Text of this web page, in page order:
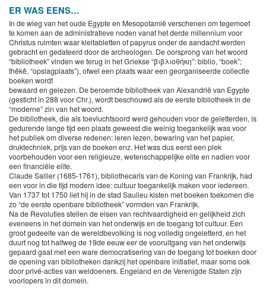
ER WAS EENS…
In de wieg van het oude Egypte en Mesopotamië verschenen om tegemoet
te komen aan de administratieve noden vanaf het derde millennium voor
Christus ruimten waar kleitabletten of papyrus onder de aandacht werden
gebracht en gedateerd door de archeologen. De oorsprong van het woord
“bibliotheek” vinden we terug in het Griekse “βιβλιοθήκη”: biblio, “boek”;
thêkê, “opslagplaats”), ofwel een plaats waar een georganiseerde collectie
boeken wordt
bewaard en gelezen. De beroemde bibliotheek van Alexandrië van Egypte
(gesticht in 288 voor Chr.), wordt beschouwd als de eerste bibliotheek in de
“moderne” zin van het woord.
De bibliotheek, die als toevluchtsoord werd gehouden voor de geletterden, is
gedurende lange tijd een plaats geweest die weinig toegankelijk was voor
het publiek om diverse redenen: leren lezen, bewaring van het papier,
druktechniek, prijs van de boeken enz. Het was dus eerst een plek
voorbehouden voor een religieuze, wetenschappelijke elite en nadien voor
een financiële elite.
Claude Sallier (1685-1761), bibliothecaris van de Koning van Frankrijk, had
een voor in die tijd modern idee: cultuur toegankelijk maken voor iedereen.
Van 1737 tot 1750 liet hij in de stad Saulieu kisten met boeken toekomen die
zo “de eerste openbare bibliotheek” vormden van Frankrijk.
Na de Revoluties stellen de eisen van rechtvaardigheid en gelijkheid zich
eveneens in het domein van het onderwijs en de toegang tot cultuur. Een
groot gedeelte van de wereldbevolking is nog volledig ongeletterd, en het
duurt nog tot halfweg de 19de eeuw eer de vooruitgang van het onderwijs
gepaard gaat met een ware democratisering van de toegang tot boeken door
de opening van bibliotheken dankzij het openbare initiatief, maar soms ook
door privé-acties van weldoeners. Engeland en de Verenigde Staten zijn
voorlopers in dit domein.